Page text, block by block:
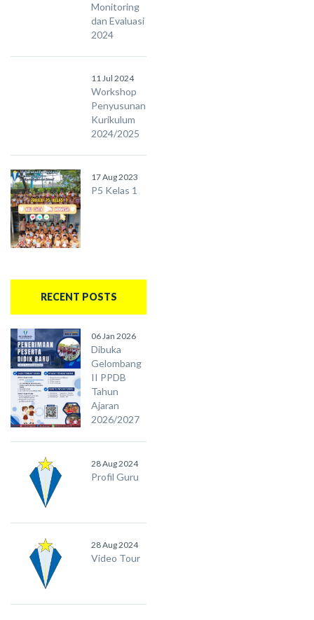
Monitoring
dan Evaluasi
2024
11 Jul 2024
Workshop
Penyusunan
Kurikulum
2024/2025
17 Aug 2023
P5 Kelas 1
RECENT POSTS
06 Jan 2026
Dibuka
Gelombang
II PPDB
Tahun
Ajaran
2026/2027
28 Aug 2024
Profil Guru
28 Aug 2024
Video Tour